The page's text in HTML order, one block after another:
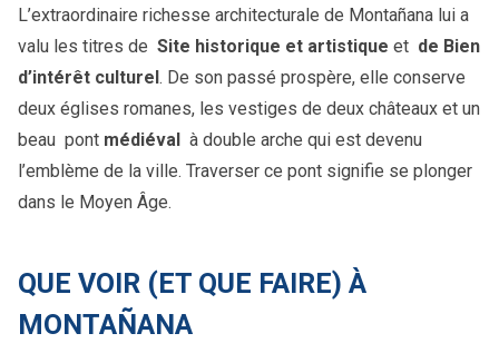
L’extraordinaire richesse architecturale de Montañana lui a
valu les titres de Site historique et artistique et de Bien
d’intérêt culturel . De son passé prospère, elle conserve
deux églises romanes, les vestiges de deux châteaux et un
beau pont médiéval
à double arche qui est devenu
l’emblème de la ville. Traverser ce pont signifie se plonger
dans le Moyen Âge.
QUE VOIR (ET QUE FAIRE) À
MONTAÑANA